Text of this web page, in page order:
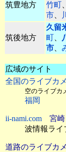
筑豊地方
竹町、
市、
筑後地方
久留
町、
市、
広域のサイト
全国のライブカ
空のライブカ
福岡
ii-nami.com 宮崎
波情報ライ
道路のライブカ